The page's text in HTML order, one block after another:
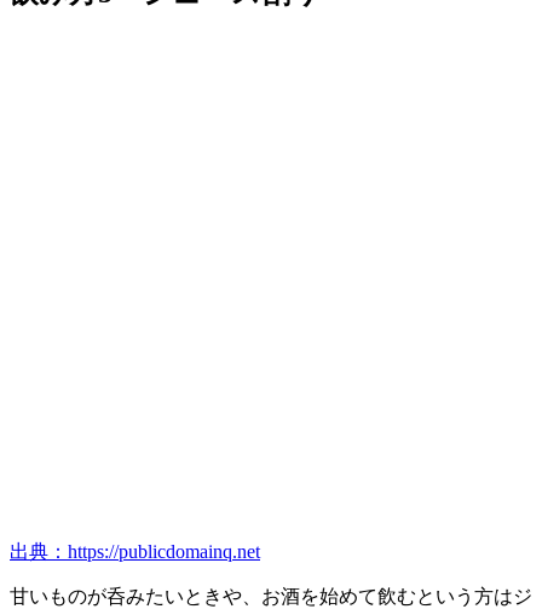
出典：https://publicdomainq.net
甘いものが呑みたいときや、お酒を始めて飲むという方はジ